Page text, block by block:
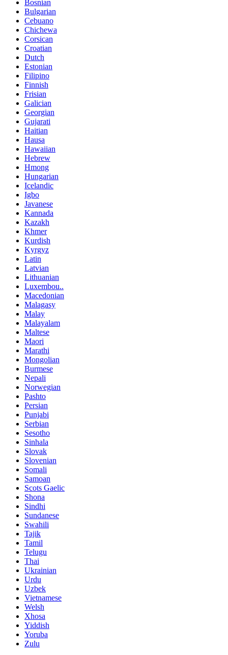
Bosnian
Bulgarian
Cebuano
Chichewa
Corsican
Croatian
Dutch
Estonian
Filipino
Finnish
Frisian
Galician
Georgian
Gujarati
Haitian
Hausa
Hawaiian
Hebrew
Hmong
Hungarian
Icelandic
Igbo
Javanese
Kannada
Kazakh
Khmer
Kurdish
Kyrgyz
Latin
Latvian
Lithuanian
Luxembou..
Macedonian
Malagasy
Malay
Malayalam
Maltese
Maori
Marathi
Mongolian
Burmese
Nepali
Norwegian
Pashto
Persian
Punjabi
Serbian
Sesotho
Sinhala
Slovak
Slovenian
Somali
Samoan
Scots Gaelic
Shona
Sindhi
Sundanese
Swahili
Tajik
Tamil
Telugu
Thai
Ukrainian
Urdu
Uzbek
Vietnamese
Welsh
Xhosa
Yiddish
Yoruba
Zulu